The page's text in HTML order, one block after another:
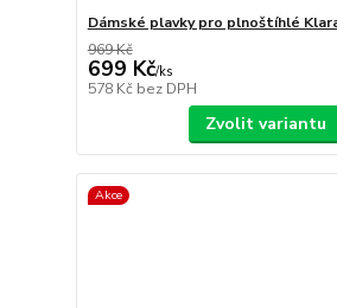
Dámské plavky pro plnoštíhlé
969 Kč
699 Kč/ks
578 Kč bez DPH
Zvolit variantu
Akce